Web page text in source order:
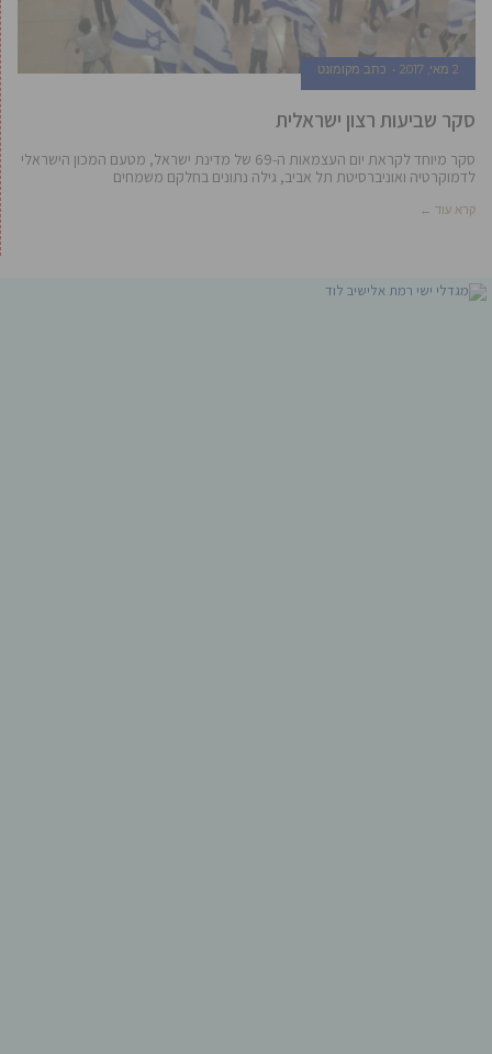
2 מאי, 2017 כתב מקומונט
סקר שביעות רצון ישראלית
סקר מיוחד לקראת יום העצמאות ה-69 של מדינת ישראל, מטעם המכון הישראלי
לדמוקרטיה ואוניברסיטת תל אביב, גילה נתונים בחלקם משמחים
קרא עוד ←